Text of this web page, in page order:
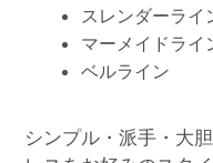
スレンダーライ
マーメイドライ
ベルライン
シンプル・派手・大